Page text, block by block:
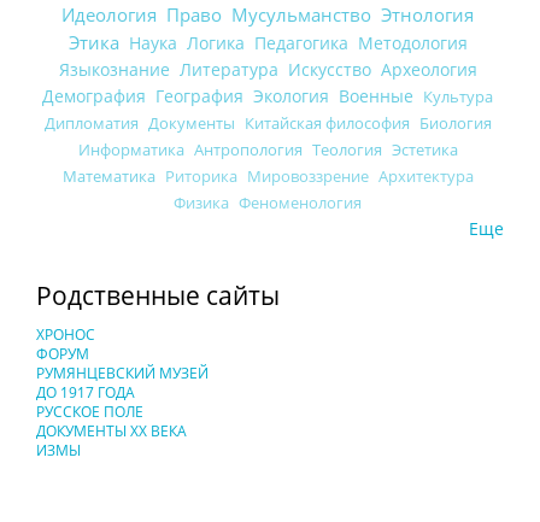
Идеология Право Мусульманство Этнология
Этика Наука Логика Педагогика Методология
Языкознание Литература Искусство Археология
Демография География Экология Военные Культура
Дипломатия Документы Китайская философия Биология
Информатика Антропология Теология Эстетика
Математика Риторика Мировоззрение Архитектура
Физика Феноменология
Еще
Родственные сайты
ХРОНОС
ФОРУМ
РУМЯНЦЕВСКИЙ МУЗЕЙ
ДО 1917 ГОДА
РУССКОЕ ПОЛЕ
ДОКУМЕНТЫ XX ВЕКА
ИЗМЫ